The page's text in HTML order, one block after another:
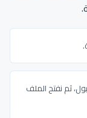
ثم نفتح الملف